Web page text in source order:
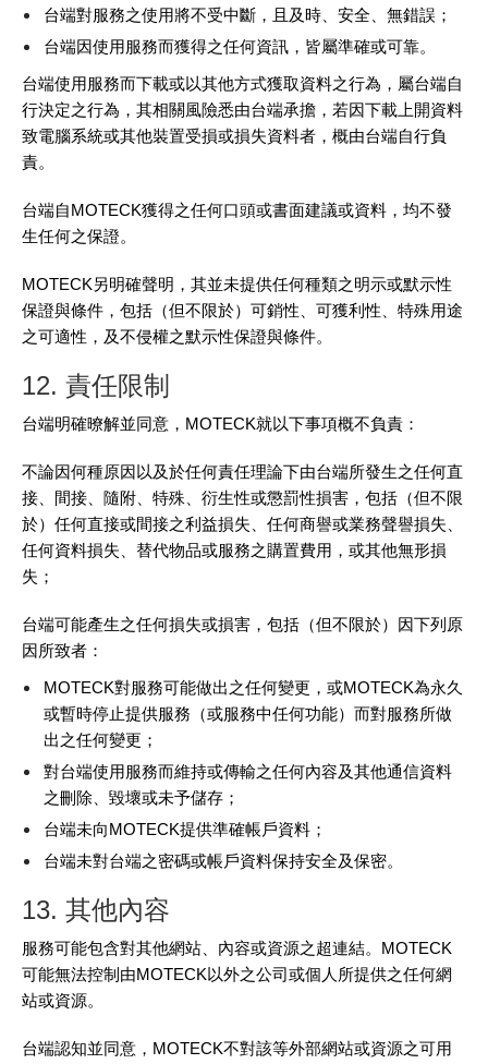
台端對服務之使用將不受中斷，且及時、安全、無錯誤；
台端因使用服務而獲得之任何資訊，皆屬準確或可靠。
台端使用服務而下載或以其他方式獲取資料之行為，屬台端自
行決定之行為，其相關風險悉由台端承擔，若因下載上開資料
致電腦系統或其他裝置受損或損失資料者，概由台端自行負
責。
台端自MOTECK獲得之任何口頭或書面建議或資料，均不發
生任何之保證。
MOTECK另明確聲明，其並未提供任何種類之明示或默示性
保證與條件，包括（但不限於）可銷性、可獲利性、特殊用途
之可適性，及不侵權之默示性保證與條件。
12. 責任限制
台端明確暸解並同意，MOTECK就以下事項概不負責：
不論因何種原因以及於任何責任理論下由台端所發生之任何直
接、間接、隨附、特殊、衍生性或懲罰性損害，包括（但不限
於）任何直接或間接之利益損失、任何商譽或業務聲譽損失、
任何資料損失、替代物品或服務之購置費用，或其他無形損
失；
台端可能產生之任何損失或損害，包括（但不限於）因下列原
因所致者：
MOTECK對服務可能做出之任何變更，或MOTECK為永久
或暫時停止提供服務（或服務中任何功能）而對服務所做
出之任何變更；
對台端使用服務而維持或傳輸之任何內容及其他通信資料
之刪除、毀壞或未予儲存；
台端未向MOTECK提供準確帳戶資料；
台端未對台端之密碼或帳戶資料保持安全及保密。
13. 其他內容
服務可能包含對其他網站、內容或資源之超連結。MOTECK
可能無法控制由MOTECK以外之公司或個人所提供之任何網
站或資源。
台端認知並同意，MOTECK不對該等外部網站或資源之可用